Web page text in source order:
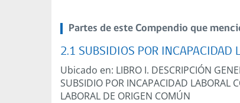
Partes de este Compendio que
2.1 SUBSIDIOS POR INCAPACIDAD
Ubicado en: LIBRO I. DESCRIPCIÓN
SUBSIDIO POR INCAPACIDAD LABORAL
LABORAL DE ORIGEN COMÚN